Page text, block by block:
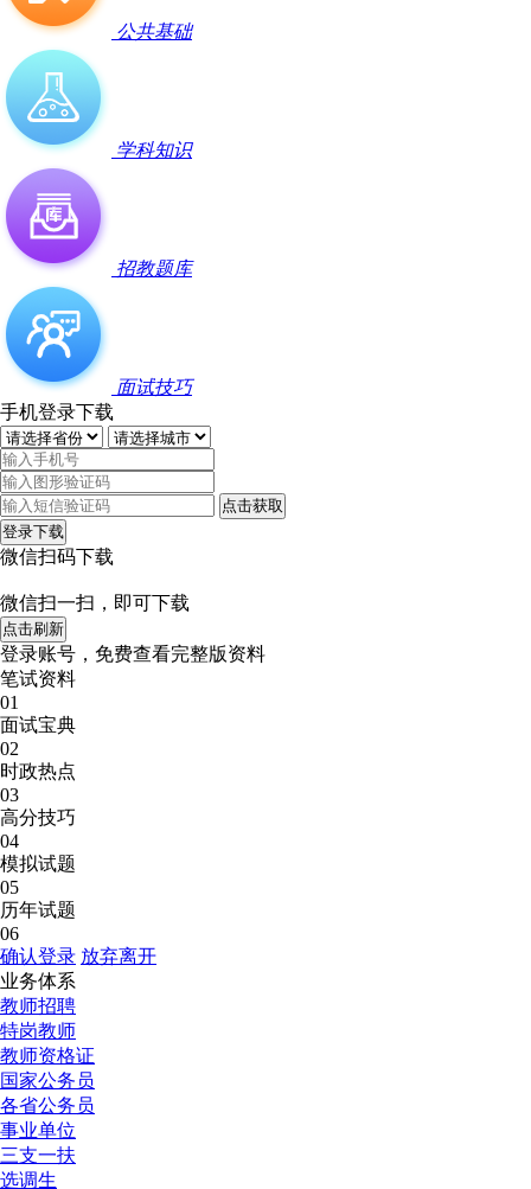
公共基础
学科知识
招教题库
面试技巧
手机登录下载
点击获取
登录下载
微信扫码下载
微信扫一扫，即可下载
点击刷新
登录账号，免费查看完整版资料
笔试资料
01
面试宝典
02
时政热点
03
高分技巧
04
模拟试题
05
历年试题
06
确认登录 放弃离开
业务体系
教师招聘
特岗教师
教师资格证
国家公务员
各省公务员
事业单位
三支一扶
选调生